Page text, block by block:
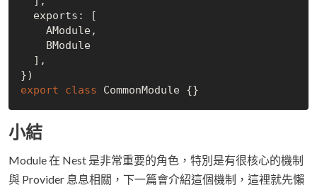
export
class
小結
Module 在 Nest 是非常重要的角色，特別是有很核心的機制
與 Provider 息息相關，下一篇會介紹這個機制，這裡就先懶